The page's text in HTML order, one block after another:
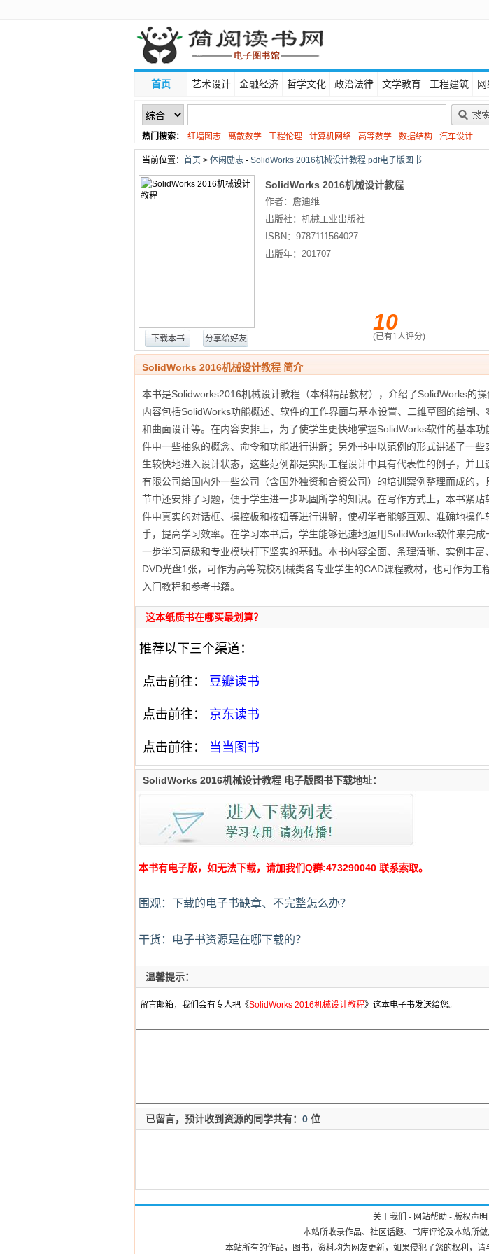
首页 艺术设计 金融经济 哲学文化 政治法律 文学教育 工程建筑
热门搜索： 红墙图志 离散数学 工程伦理 计算机网络 高等数学 数据结构
汽车设计
线性代数
当前位置： 首页 > 休闲励志 - SolidWorks 2016机械设计教程 pdf电子版图书
下载本书 分享给好友
SolidWorks 2016机械设计教程
作者：詹迪维
出版社： 机械工业出版社
ISBN： 9787111564027
出版年： 201707
10
(已有1人评分)
SolidWorks 2016机械设计教程 简介
本书是Solidworks2016机械设计教程（本科精品教材），介绍了SolidWorks的操
内容包括SolidWorks功能概述、软件的工作界面与基本设置、二维草图的绘制
和曲面设计等。在内容安排上，为了使学生更快地掌握SolidWorks软件的基本
件中一些抽象的概念、命令和功能进行讲解；另外书中以范例的形式讲述了一
生较快地进入设计状态，这些范例都是实际工程设计中具有代表性的例子，并
有限公司给国内外一些公司（含国外独资和合资公司）的培训案例整理而成的
节中还安排了习题，便于学生进一步巩固所学的知识。在写作方式上，本书紧
件中真实的对话框、操控板和按钮等进行讲解，使初学者能够直观、准确地操
手，提高学习效率。在学习本书后，学生能够迅速地运用SolidWorks软件来完
一步学习高级和专业模块打下坚实的基础。本书内容全面、条理清晰、实例丰
DVD光盘1张，可作为高等院校机械类各专业学生的CAD课程教材，也可作为工
入门教程和参考书籍。
这本纸质书在哪买最划算？
推荐以下三个渠道：
点击前往： 豆瓣读书
点击前往： 京东读书
点击前往： 当当图书
SolidWorks 2016机械设计教程 电子版图书下载地址：
本书有电子版，如无法下载，请加我们Q群:473290040 联系索取。
围观：下载的电子书缺章、不完整怎么办？
干货：电子书资源是在哪下载的？
温馨提示：
留言邮箱，我们会有专人把《SolidWorks 2016机械设计教程》这本电子书发送给您。
已留言，预计收到资源的同学共有： 0 位
关于我们 - 网站帮助 - 版权声明
本站所收录作品、社区话题、书库评论及本站所
本站所有的作品，图书，资料均为网友更新，如果侵犯了您的权利，